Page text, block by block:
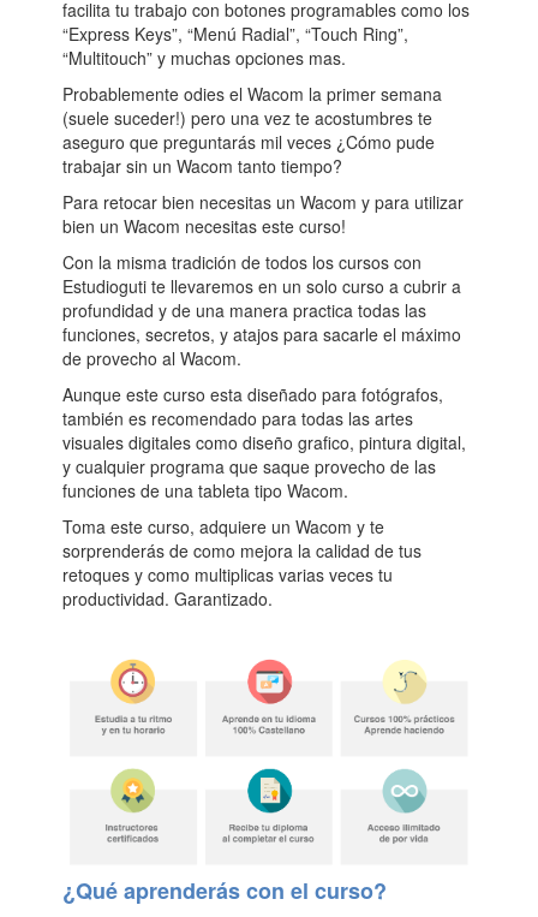
facilita tu trabajo con botones programables como los
“Express Keys”, “Menú Radial”, “Touch Ring”,
“Multitouch” y muchas opciones mas.
Probablemente odies el Wacom la primer semana
(suele suceder!) pero una vez te acostumbres te
aseguro que preguntarás mil veces ¿Cómo pude
trabajar sin un Wacom tanto tiempo?
Para retocar bien necesitas un Wacom y para utilizar
bien un Wacom necesitas este curso!
Con la misma tradición de todos los cursos con
Estudioguti te llevaremos en un solo curso a cubrir a
profundidad y de una manera practica todas las
funciones, secretos, y atajos para sacarle el máximo
de provecho al Wacom.
Aunque este curso esta diseñado para fotógrafos,
también es recomendado para todas las artes
visuales digitales como diseño grafico, pintura digital,
y cualquier programa que saque provecho de las
funciones de una tableta tipo Wacom.
Toma este curso, adquiere un Wacom y te
sorprenderás de como mejora la calidad de tus
retoques y como multiplicas varias veces tu
productividad. Garantizado.
¿Qué aprenderás con el curso?